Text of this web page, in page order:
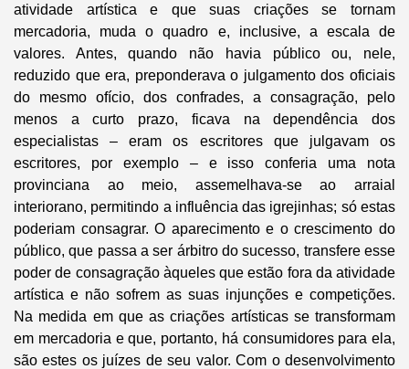
atividade artística e que suas criações se tornam
mercadoria, muda o quadro e, inclusive, a escala de
valores. Antes, quando não havia público ou, nele,
reduzido que era, preponderava o julgamento dos oficiais
do mesmo ofício, dos confrades, a consagração, pelo
menos a curto prazo, ficava na dependência dos
especialistas – eram os escritores que julgavam os
escritores, por exemplo – e isso conferia uma nota
provinciana ao meio, assemelhava-se ao arraial
interiorano, permitindo a influência das igrejinhas; só estas
poderiam consagrar. O aparecimento e o crescimento do
público, que passa a ser árbitro do sucesso, transfere esse
poder de consagração àqueles que estão fora da atividade
artística e não sofrem as suas injunções e competições.
Na medida em que as criações artísticas se transformam
em mercadoria e que, portanto, há consumidores para ela,
são estes os juízes de seu valor. Com o desenvolvimento